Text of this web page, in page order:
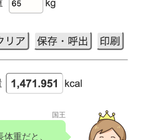
国王
重だと、